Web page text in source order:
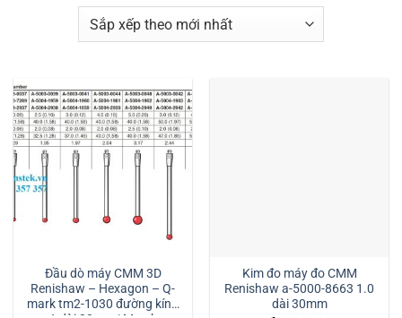
Đầu dò máy CMM 3D
Renishaw – Hexagon – Q-
mark tm2-1030 đường kính
Kim đo máy đo CMM
Renishaw a-5000-8663 1.0
dài 30mm